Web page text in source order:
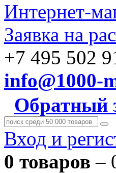
Интернет-
Заявка на
+7 495 502
info@1000-
Обратный
Вход и
0 товаров –